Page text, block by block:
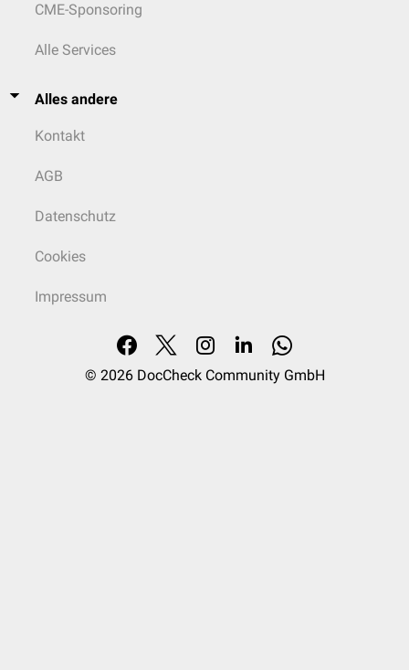
CME-Sponsoring
Alle Services
Alles andere
Kontakt
AGB
Datenschutz
Cookies
Impressum
© 2026 DocCheck Community GmbH